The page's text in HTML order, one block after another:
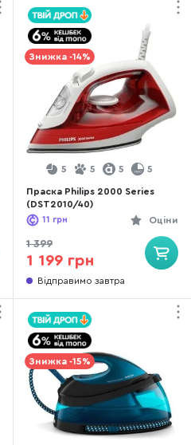
Знижка -14%
5 5 5 5
Праска Philips 2000 Series
(DST2010/40)
Оціни
11 грн
1 399
1 199 грн
Відправимо завтра
Знижка -15%